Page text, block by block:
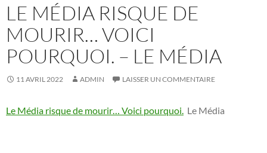
LE MÉDIA RISQUE DE
MOURIR… VOICI
POURQUOI. – LE MÉDIA
11 AVRIL 2022 ADMIN LAISSER UN COMMENTAIRE
Le Média risque de mourir… Voici pourquoi. Le Média